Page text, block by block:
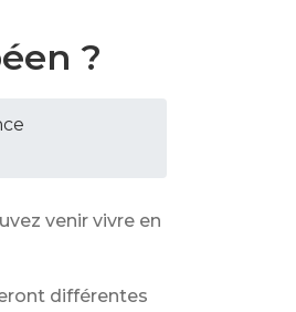
?
venir vivre en
différentes